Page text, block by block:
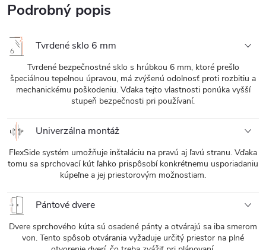
Podrobný popis
Tvrdené sklo 6 mm
Tvrdené bezpečnostné sklo s hrúbkou 6 mm, ktoré prešlo
špeciálnou tepelnou úpravou, má zvýšenú odolnosť proti rozbitiu a
mechanickému poškodeniu. Vďaka tejto vlastnosti ponúka vyšší
stupeň bezpečnosti pri používaní.
Univerzálna montáž
FlexSide systém umožňuje inštaláciu na pravú aj ľavú stranu. Vďaka
tomu sa sprchovací kút ľahko prispôsobí konkrétnemu usporiadaniu
kúpeľne a jej priestorovým možnostiam.
Pántové dvere
Dvere sprchového kúta sú osadené pánty a otvárajú sa iba smerom
von. Tento spôsob otvárania vyžaduje určitý priestor na plné